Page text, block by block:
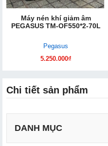
Máy nén khí giảm âm
PEGASUS TM-OF550*2-70L
Pegasus
5.250.000₫
Chi tiết sản phẩm
DANH MỤC